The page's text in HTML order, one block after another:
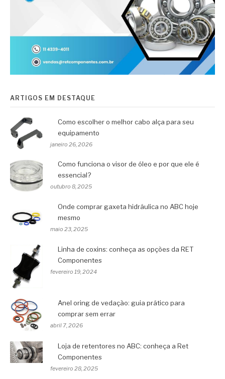
ARTIGOS EM DESTAQUE
Como escolher o melhor cabo alça para seu
equipamento
janeiro 26, 2026
Como funciona o visor de óleo e por que ele é
essencial?
outubro 8, 2025
Onde comprar gaxeta hidráulica no ABC hoje
mesmo
maio 23, 2025
Linha de coxins: conheça as opções da RET
Componentes
fevereiro 19, 2024
Anel oring de vedação: guia prático para
comprar sem errar
abril 7, 2026
Loja de retentores no ABC: conheça a Ret
Componentes
fevereiro 28, 2025